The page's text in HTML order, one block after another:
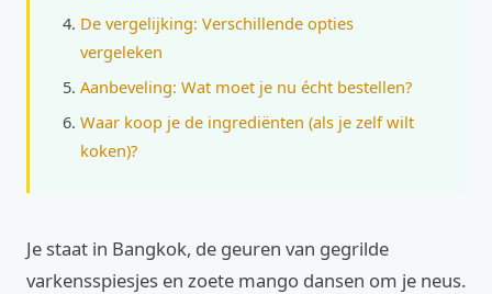
De vergelijking: Verschillende opties
vergeleken
Aanbeveling: Wat moet je nu écht bestellen?
Waar koop je de ingrediënten (als je zelf wilt
koken)?
Je staat in Bangkok, de geuren van gegrilde
varkensspiesjes en zoete mango dansen om je neus.